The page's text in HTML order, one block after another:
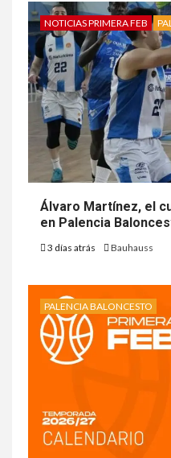
NOTICIAS PRIMERA FEB
Álvaro Martínez, el
en Palencia
3 días atrás Bauhauss
PALENCIA BALONCESTO